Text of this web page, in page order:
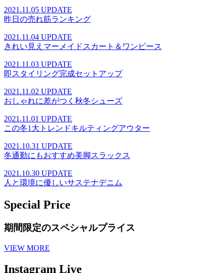
2021.11.05 UPDATE
昨日の売れ筋ランキング
2021.11.04 UPDATE
きれい見えマーメイドスカート＆ワンピース
2021.11.03 UPDATE
即スタイリング完成セットアップ
2021.11.02 UPDATE
おしゃれに差がつく秋冬シューズ
2021.11.01 UPDATE
この冬1大トレンドキルティングアウター
2021.10.31 UPDATE
冬通勤にもおすすめ美脚スラックス
2021.10.30 UPDATE
人と環境に優しいサステナデニム
Special Price
期間限定のスペシャルプライス
VIEW MORE
Instagram Live